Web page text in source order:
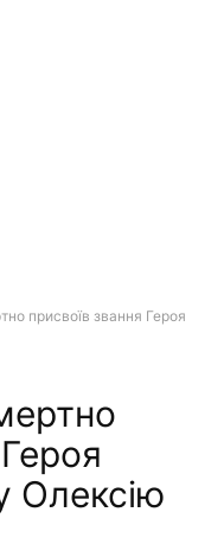
присвоїв звання Героя
Олексію